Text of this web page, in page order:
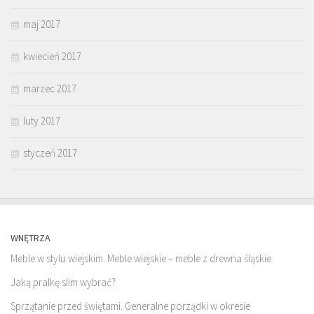
maj 2017
kwiecień 2017
marzec 2017
luty 2017
styczeń 2017
WNĘTRZA
Meble w stylu wiejskim. Meble wiejskie – meble z drewna śląskie
Jaką pralkę slim wybrać?
Sprzątanie przed świętami. Generalne porządki w okresie